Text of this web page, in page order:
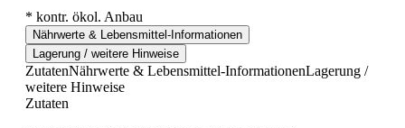
* kontr. ökol. Anbau
Nährwerte & Lebensmittel-Informationen
Lagerung / weitere Hinweise
ZutatenNährwerte & Lebensmittel-InformationenLagerung /
weitere Hinweise
Zutaten